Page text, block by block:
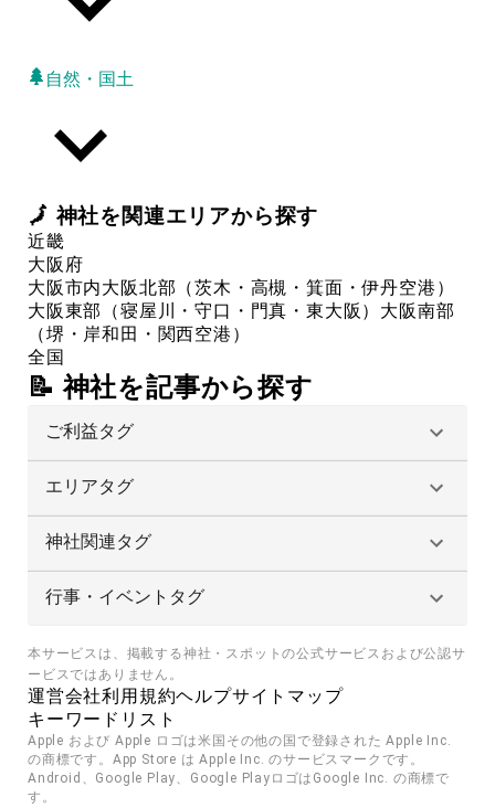
自然・国土
🗾神社を関連エリアから探す
近畿
大阪府
大阪市内大阪北部（茨木・高槻・箕面・伊丹空港）
大阪東部（寝屋川・守口・門真・東大阪） 大阪南部
（堺・岸和田・関西空港）
全国
📝 神社を記事から探す
ご利益タグ
エリアタグ
神社関連タグ
行事・イベントタグ
本サービスは、掲載する神社・スポットの公式サービスおよび公認サ
ービスではありません。
運営会社利用規約ヘルプサイトマップ
キーワードリスト
Apple および Apple ロゴは米国その他の国で登録された Apple Inc.
の商標です。App Store は Apple Inc. のサービスマークです。
Android、Google Play、Google PlayロゴはGoogle Inc. の商標で
す。